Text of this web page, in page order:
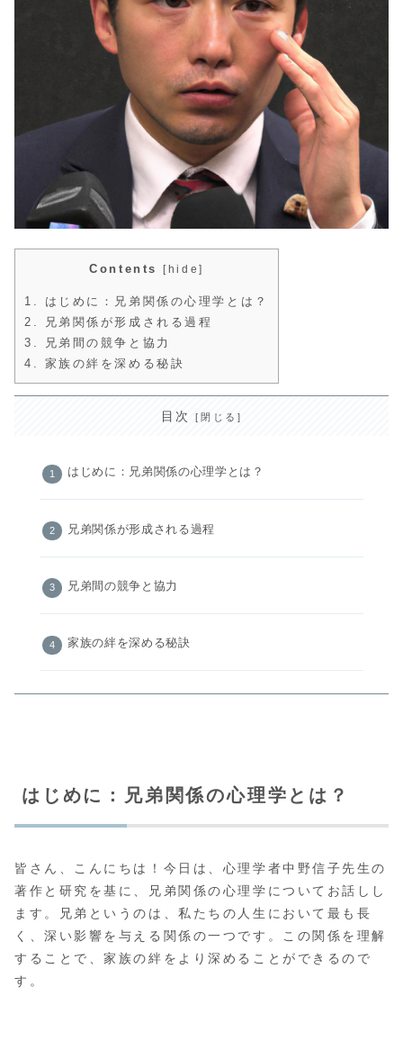
Contents [ hide]
1.
はじめに：兄弟関係の心理学とは？
2.
兄弟関係が形成される過程
3.
兄弟間の競争と協力
4.
家族の絆を深める秘訣
目次
はじめに：兄弟関係の心理学とは？
兄弟関係が形成される過程
兄弟間の競争と協力
家族の絆を深める秘訣
はじめに：兄弟関係の心理学とは？
皆さん、こんにちは！今日は、心理学者中野信子先生の
著作と研究を基に、兄弟関係の心理学についてお話しし
ます。兄弟というのは、私たちの人生において最も長
く、深い影響を与える関係の一つです。この関係を理解
することで、家族の絆をより深めることができるので
す。